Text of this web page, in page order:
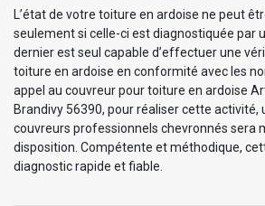
L’état de votre toiture en ardoise ne peut
seulement si celle-ci est diagnostiquée par
dernier est seul capable d’effectuer une
toiture en ardoise en conformité avec les
appel au couvreur pour toiture en ardoise
Brandivy 56390, pour réaliser cette activité,
couvreurs professionnels chevronnés sera
disposition. Compétente et méthodique,
diagnostic rapide et fiable.